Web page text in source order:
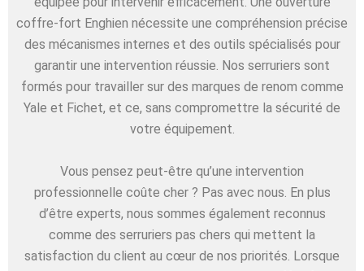
coffre-fort Enghien nécessite une compréhension précise
des mécanismes internes et des outils spécialisés pour
garantir une intervention réussie. Nos serruriers sont
formés pour travailler sur des marques de renom comme
Yale et Fichet, et ce, sans compromettre la sécurité de
votre équipement.
Vous pensez peut-être qu’une intervention
professionnelle coûte cher ? Pas avec nous. En plus
d’être experts, nous sommes également reconnus
comme des serruriers pas chers qui mettent la
satisfaction du client au cœur de nos priorités. Lorsque